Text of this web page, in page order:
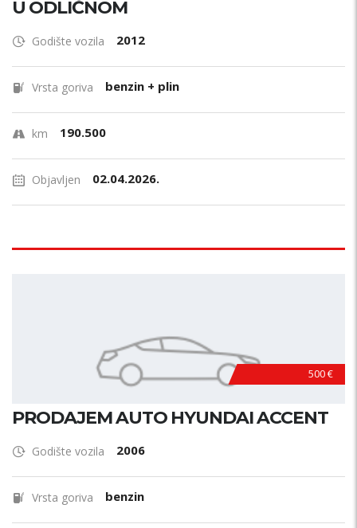
U ODLIČNOM
Godište vozila 2012
Vrsta goriva benzin + plin
km 190.500
Objavljen 02.04.2026.
500 €
PRODAJEM AUTO HYUNDAI ACCENT
Godište vozila 2006
Vrsta goriva benzin